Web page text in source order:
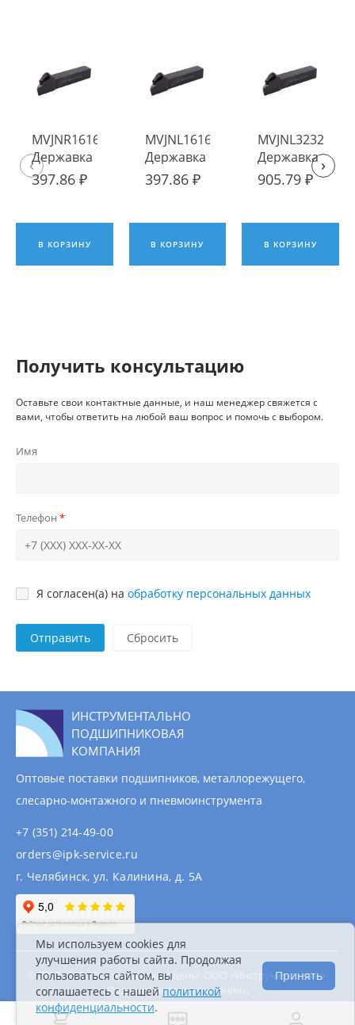
MVJNR1616H16
Державка
токарная
397.86 ₽
В КОРЗИНУ
MVJNL1616H16
Державка
токарная
397.86 ₽
В КОРЗИНУ
MVJNL3232P16
Державка
токарная
905.79 ₽
В КОРЗИНУ
‹ ›
Получить консультацию
Оставьте свои контактные данные, и наш менеджер свяжется с
вами, чтобы ответить на любой ваш вопрос и помочь с выбором.
Имя
Телефон
Я согласен(а) на обработку персональных данных
Отправить
ИНСТРУМЕНТАЛЬНО
ПОДШИПНИКОВАЯ
КОМПАНИЯ
Оптовые поставки подшипников, металлорежущего,
слесарно-монтажного и пневмоинструмента
+7 (351) 214-49-00
orders@ipk-service.ru
г. Челябинск, ул. Калинина, д. 5А
© 2007 - 2026 Все права защищены. ООО «Инструментально-
Подшипниковая компания».
Информация на сайте не является публичной
Политика конфиденциальности
Мы используем cookies для
улучшения работы сайта. Продолжая
пользоваться сайтом, вы
соглашаетесь с нашей политикой
конфиденциальности.
Принять